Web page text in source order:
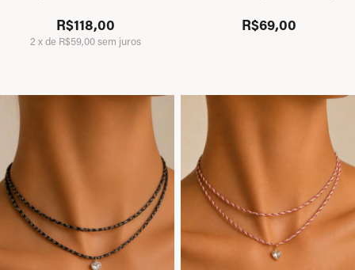
R$118,00
2 xde R$59,00sem juros
R$69,00